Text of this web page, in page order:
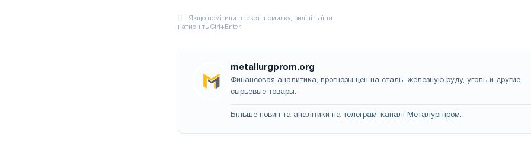
metallurgprom.org
Финансовая аналитика, прогнозы цен на сталь, железную руду, уголь и другие
сырьевые товары.
Більше новин та аналітики на телеграм-каналі Металургпром.